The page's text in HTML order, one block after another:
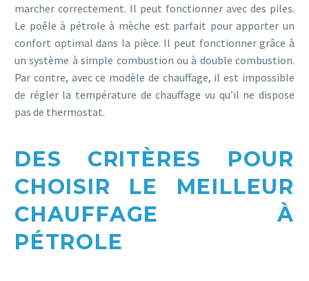
marcher correctement. Il peut fonctionner avec des piles.
Le poêle à pétrole à mèche est parfait pour apporter un
confort optimal dans la pièce. Il peut fonctionner grâce à
un système à simple combustion ou à double combustion.
Par contre, avec ce modèle de chauffage, il est impossible
de régler la température de chauffage vu qu’il ne dispose
pas de thermostat.
DES CRITÈRES POUR
CHOISIR LE MEILLEUR
CHAUFFAGE À
PÉTROLE